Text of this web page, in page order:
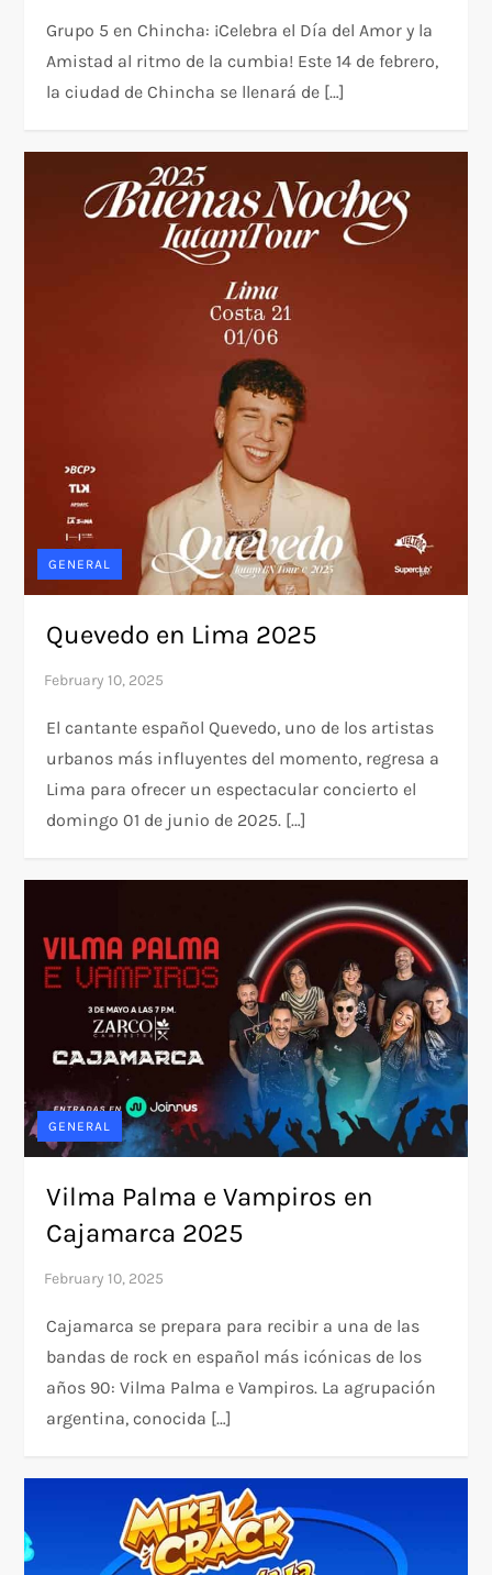
Grupo 5 en Chincha: ¡Celebra el Día del Amor y la
Amistad al ritmo de la cumbia! Este 14 de febrero,
la ciudad de Chincha se llenará de […]
GENERAL
Quevedo en Lima 2025
El cantante español Quevedo, uno de los artistas
urbanos más influyentes del momento, regresa a
Lima para ofrecer un espectacular concierto el
domingo 01 de junio de 2025. […]
GENERAL
Vilma Palma e Vampiros en
Cajamarca 2025
Cajamarca se prepara para recibir a una de las
bandas de rock en español más icónicas de los
años 90: Vilma Palma e Vampiros. La agrupación
argentina, conocida […]